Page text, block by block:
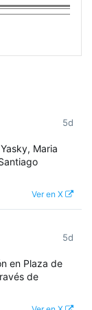
5d
Maria
Ver en X
5d
en Plaza de
de